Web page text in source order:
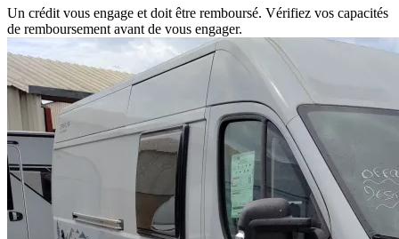
Un crédit vous engage et doit être remboursé. Vérifiez vos capacités
de remboursement avant de vous engager.